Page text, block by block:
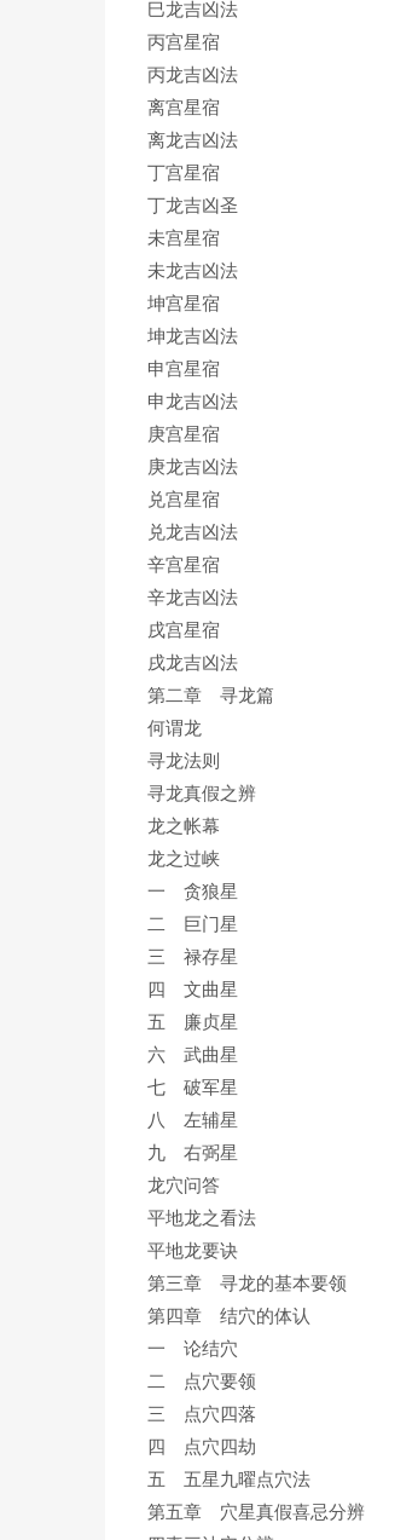
巳龙吉凶法
丙宫星宿
丙龙吉凶法
离宫星宿
离龙吉凶法
丁宫星宿
丁龙吉凶圣
未宫星宿
未龙吉凶法
坤宫星宿
坤龙吉凶法
申宫星宿
申龙吉凶法
庚宫星宿
庚龙吉凶法
兑宫星宿
兑龙吉凶法
辛宫星宿
辛龙吉凶法
戌宫星宿
戌龙吉凶法
第二章 寻龙篇
何谓龙
寻龙法则
寻龙真假之辨
龙之帐幕
龙之过峡
一 贪狼星
二 巨门星
三 禄存星
四 文曲星
五 廉贞星
六 武曲星
七 破军星
八 左辅星
九 右弼星
龙穴问答
平地龙之看法
平地龙要诀
第三章 寻龙的基本要领
第四章 结穴的体认
一 论结穴
二 点穴要领
三 点穴四落
四 点穴四劫
五 五星九曜点穴法
第五章 穴星真假喜忌分辨